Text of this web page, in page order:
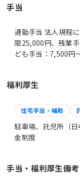
手当
通勤手当 法人規程
限25,000円、残業
ども手当：7,500円
福利厚生
住宅手当・補助
駐車場、託児所（
金制度
手当・福利厚生備考